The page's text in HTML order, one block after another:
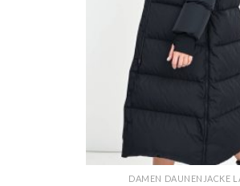
DAMEN DAUNENJACKE